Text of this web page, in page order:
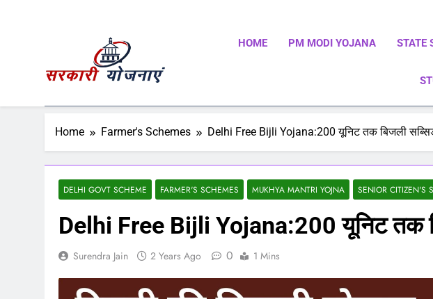
Sarkari Yojnaye
Sarkari Yojnaye | Government Schemes | सरकारी योजनाएं | Central
HOME PM MODI YOJANA STATE
Home Farmer's Schemes Delhi Free Bijli Yojana:200 यूनिट तक बिजली
DELHI GOVT SCHEME FARMER'S SCHEMES MUKHYA MANTRI YOJNA SENIOR CITIZEN'S
Delhi Free Bijli Yojana:200 यूनिट तक
Surendra Jain 2 Years Ago 0 1 Mins